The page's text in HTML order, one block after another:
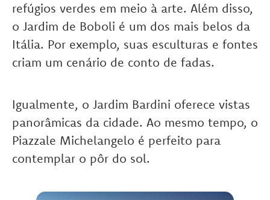
refúgios verdes em meio à arte. Além disso,
o Jardim de Boboli é um dos mais belos da
Itália. Por exemplo, suas esculturas e fontes
criam um cenário de conto de fadas.
Igualmente, o Jardim Bardini oferece vistas
panorâmicas da cidade. Ao mesmo tempo, o
Piazzale Michelangelo é perfeito para
contemplar o pôr do sol.